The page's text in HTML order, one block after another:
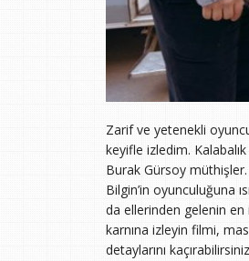
Zarif ve yetenekli oyuncu
keyifle izledim.
Burak Gürsoy
Bilgin’in oyunculuğuna
da ellerinden gelenin
karnına izleyin filmi,
detaylarını